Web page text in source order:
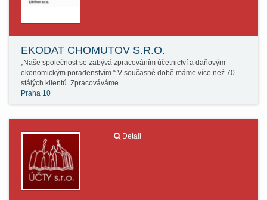
EKODAT CHOMUTOV S.R.O.
„Naše společnost se zabývá zpracováním účetnictví a daňovým
ekonomickým poradenstvím.“ V současné době máme více než 70
stálých klientů. Zpracováváme…
Praha 10
Detail